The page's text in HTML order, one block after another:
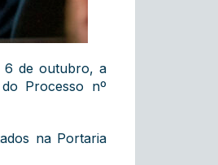
6 de outubro, a
Processo nº
na Portaria